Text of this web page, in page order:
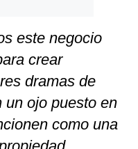
este negocio
crear
dramas de
un ojo puesto en
como una